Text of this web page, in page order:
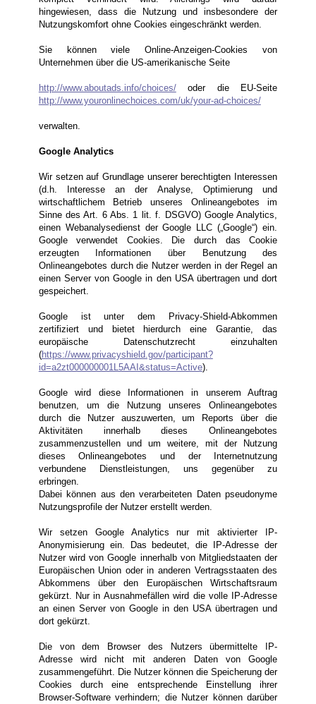
hingewiesen, dass die Nutzung und insbesondere der
Nutzungskomfort ohne Cookies eingeschränkt werden.
Sie können viele Online-Anzeigen-Cookies von
Unternehmen über die US-amerikanische Seite
http://www.aboutads.info/choices/
oder die EU-Seite
http://www.youronlinechoices.com/uk/your-ad-choices/
verwalten.
Google Analytics
Wir setzen auf Grundlage unserer berechtigten Interessen
(d.h. Interesse an der Analyse, Optimierung und
wirtschaftlichem Betrieb unseres Onlineangebotes im
Sinne des Art. 6 Abs. 1 lit. f. DSGVO) Google Analytics,
einen Webanalysedienst der Google LLC („Google“) ein.
Google verwendet Cookies. Die durch das Cookie
erzeugten Informationen über Benutzung des
Onlineangebotes durch die Nutzer werden in der Regel an
einen Server von Google in den USA übertragen und dort
gespeichert.
Google ist unter dem Privacy-Shield-Abkommen
zertifiziert und bietet hierdurch eine Garantie, das
europäische Datenschutzrecht einzuhalten
(https://www.privacyshield.gov/participant?
id=a2zt000000001L5AAI&status=Active).
Google wird diese Informationen in unserem Auftrag
benutzen, um die Nutzung unseres Onlineangebotes
durch die Nutzer auszuwerten, um Reports über die
Aktivitäten innerhalb dieses Onlineangebotes
zusammenzustellen und um weitere, mit der Nutzung
dieses Onlineangebotes und der Internetnutzung
verbundene Dienstleistungen, uns gegenüber zu
erbringen.
Dabei können aus den verarbeiteten Daten pseudonyme
Nutzungsprofile der Nutzer erstellt werden.
Wir setzen Google Analytics nur mit aktivierter IP-
Anonymisierung ein. Das bedeutet, die IP-Adresse der
Nutzer wird von Google innerhalb von Mitgliedstaaten der
Europäischen Union oder in anderen Vertragsstaaten des
Abkommens über den Europäischen Wirtschaftsraum
gekürzt. Nur in Ausnahmefällen wird die volle IP-Adresse
an einen Server von Google in den USA übertragen und
dort gekürzt.
Die von dem Browser des Nutzers übermittelte IP-
Adresse wird nicht mit anderen Daten von Google
zusammengeführt. Die Nutzer können die Speicherung der
Cookies durch eine entsprechende Einstellung ihrer
Browser-Software verhindern; die Nutzer können darüber